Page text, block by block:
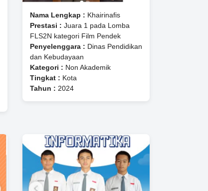
Nama Lengkap : Khairinafis
Prestasi : Juara 1 pada Lomba
FLS2N kategori Film Pendek
Penyelenggara : Dinas Pendidikan
dan Kebudayaan
Kategori : Non Akademik
Tingkat : Kota
Tahun : 2024